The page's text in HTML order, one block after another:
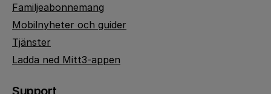
Familjeabonnemang
Mobilnyheter och guider
Tjänster
Ladda ned Mitt3-appen
Support